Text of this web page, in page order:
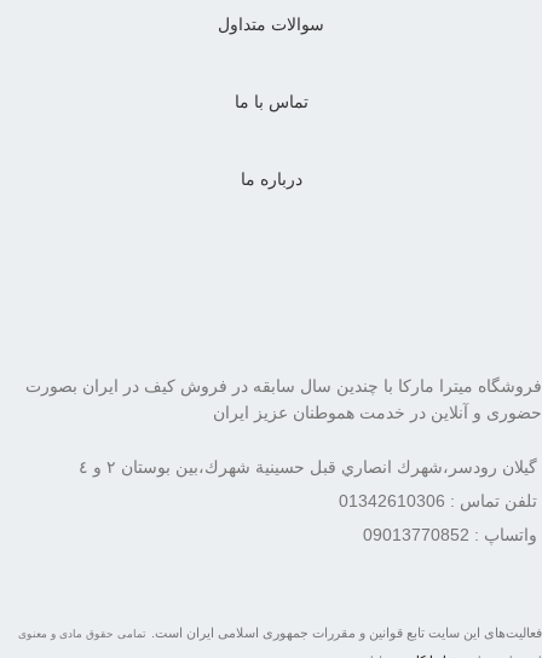
سوالات متداول
تماس با ما
درباره ما
فروشگاه میترا مارکا با چندین سال سابقه در فروش کیف در ایران بصورت
حضوری و آنلاین در خدمت هموطنان عزیز ایران
گيلان رودسر،شهرك انصاري قبل حسينية شهرك،بين بوستان ٢ و ٤
تلفن تماس : 01342610306
واتساپ : 09013770852
فعاليت‌های اين سايت تابع قوانين و مقررات جمهوری اسلامی ايران است. تمامی حقوق مادی و معنوی